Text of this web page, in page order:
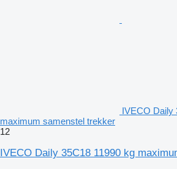
IVECO Daily
maximum samenstel trekker
12
IVECO Daily 35C18 11990 kg